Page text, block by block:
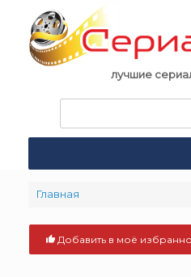
content
лучшие
поиска:
Главная
Добавить в моё